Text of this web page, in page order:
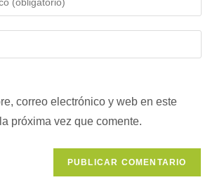
correo electrónico y web en este
próxima vez que comente.